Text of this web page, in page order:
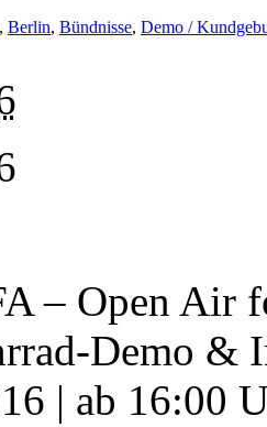
, Berlin, Bündnisse, Demo /
– Open Air
Demo &
| ab 16:00